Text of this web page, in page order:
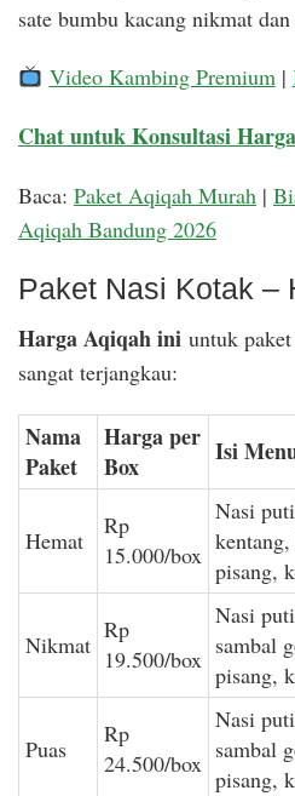
sate bumbu kacang nikmat
Video Kambing Premium|
Chat untuk Konsultasi Harga
Baca: Paket Aqiqah Murah |
Aqiqah Bandung 2026
Paket Nasi Kotak –
Harga Aqiqah ini untuk
sangat terjangkau:
Nama
Paket
Harga per
Box
Isi
Hemat
Rp
15.000/box
Nasi
pisang,
Nikmat
Rp
19.500/box
Nasi
sambal
pisang,
Puas
Rp
24.500/box
Nasi
sambal
pisang,